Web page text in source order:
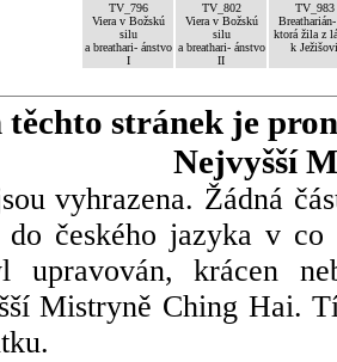
TV_796
Viera v Božskú
silu
a breathari- ánstvo
I
TV_802
Viera v Božskú
silu
a breathari- ánstvo
II
TV_983
ktorá žila z
k Ježišovi
těchto stránek je
Nejvyšší
vyhrazena. Žádná
do českého jazyka v
upravován, krácen
Mistryně Ching Hai.